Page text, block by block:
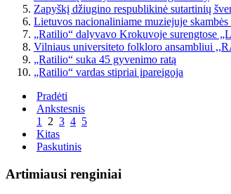
Zapyškį džiugino respublikinė sutartinių
Lietuvos nacionaliniame muziejuje
„Ratilio“ dalyvavo Krokuvoje surengtose
Vilniaus universiteto folkloro ansambliui
„Ratilio“ suka 45 gyvenimo ratą
„Ratilio“ vardas stipriai įpareigoja
Pradėti
Ankstesnis
1
2 3 4 5
Kitas
Paskutinis
Artimiausi renginiai